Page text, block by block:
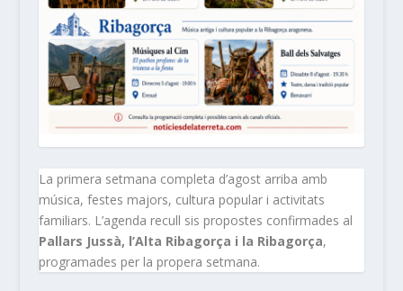
La primera setmana completa d’agost arriba amb
música, festes majors, cultura popular i activitats
familiars. L’agenda recull sis propostes confirmades al
Pallars Jussà, l’Alta Ribagorça i la Ribagorça,
programades per la propera setmana.